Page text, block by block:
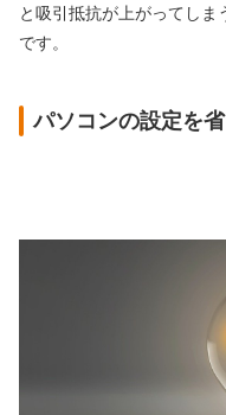
と吸引抵抗が上がってし
です。
パソコンの設定を